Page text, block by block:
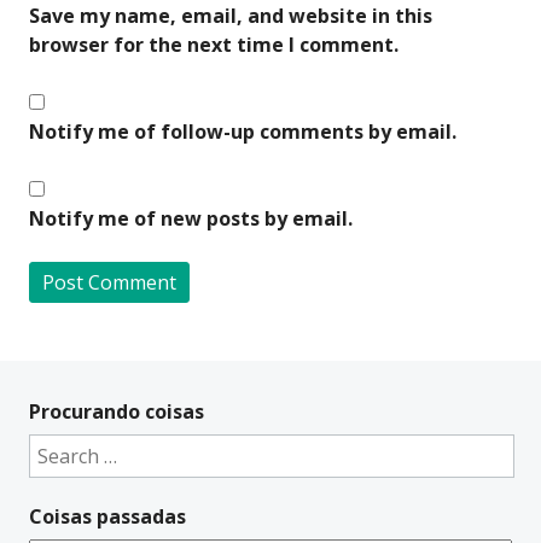
Save my name, email, and website in this
browser for the next time I comment.
Notify me of follow-up comments by email.
Notify me of new posts by email.
t
e
a
Procurando coisas
Search
for:
Coisas passadas